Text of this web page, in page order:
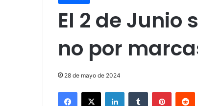
El 2 de Junio
no por
28 de mayo de 2024
Facebook
X LinkedInTumblr Pinterest